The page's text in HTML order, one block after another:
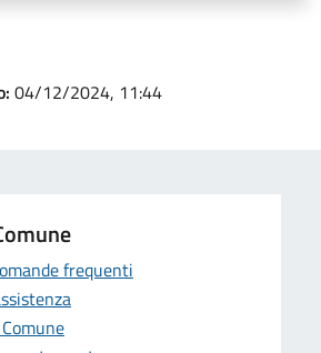
04/12/2024, 11:44
frequenti